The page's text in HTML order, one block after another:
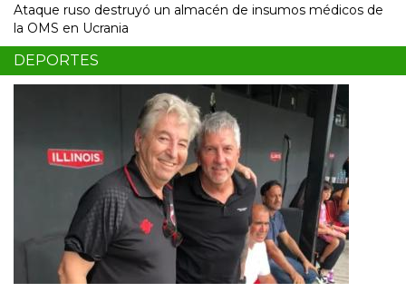
Ataque ruso destruyó un almacén de insumos médicos de
la OMS en Ucrania
DEPORTES